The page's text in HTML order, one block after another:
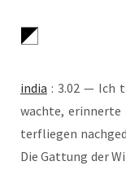
india : 3.02 — Ich
wach­te,
ter­flie­gen
Die Gat­tung der